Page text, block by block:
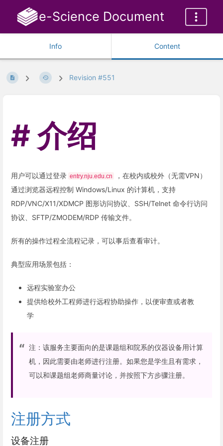
e-Science Document
Info Content
Revision #551
介绍
用户可以通过登录 entry.nju.edu.cn
，在校内或校外（无需VPN）
通过浏览器远程控制 Windows/Linux 的计算机，支持
RDP/VNC/X11/XDMCP 图形访问协议、SSH/Telnet 命令行访问
协议、SFTP/ZMODEM/RDP 传输文件。
所有的操作过程全流程记录，可以事后查看审计。
典型应用场景包括：
远程实验室办公
提供给校外工程师进行远程协助操作，以便审查或者教
学
注：该服务主要面向的是课题组和院系的仪器设备用计算
机，因此需要由老师进行注册。如果您是学生且有需求，
可以和课题组老师商量讨论，并按照下方步骤注册。
注册方式
设备注册